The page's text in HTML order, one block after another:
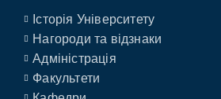
Історія Університету
Нагороди та відзнаки
Адміністрація
Факультети